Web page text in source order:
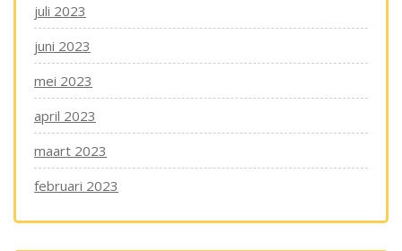
juli 2023
juni 2023
mei 2023
april 2023
maart 2023
februari 2023